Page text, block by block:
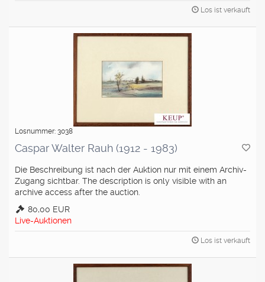
Los ist verkauft
Losnummer: 3038
Caspar Walter Rauh (1912 - 1983)
Die Beschreibung ist nach der Auktion nur mit einem Archiv-
Zugang sichtbar. The description is only visible with an
archive access after the auction.
80,00 EUR
Live-Auktionen
Los ist verkauft